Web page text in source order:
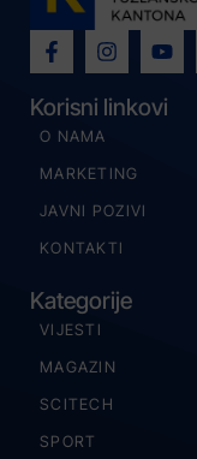
Korisni linkovi
O NAMA
MARKETING
JAVNI POZIVI
KONTAKTI
Kategorije
VIJESTI
MAGAZIN
SCITECH
SPORT